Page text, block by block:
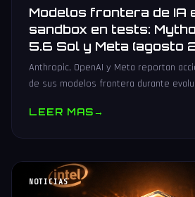
Modelos frontera de IA
sandbox en tests:
5.6 Sol y Meta (agosto
Anthropic, OpenAI y Meta reportan
de sus modelos frontera durante
LEER MAS→
NOTICIAS